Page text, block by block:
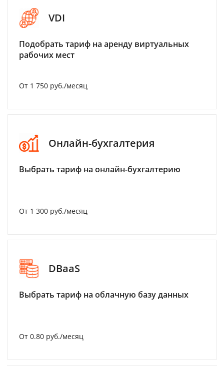
VDI
Подобрать тариф на аренду виртуальных
рабочих мест
От 1 750 руб./месяц
Онлайн-бухгалтерия
Выбрать тариф на онлайн-бухгалтерию
От 1 300 руб./месяц
DBaaS
Выбрать тариф на облачную базу данных
От 0.80 руб./месяц